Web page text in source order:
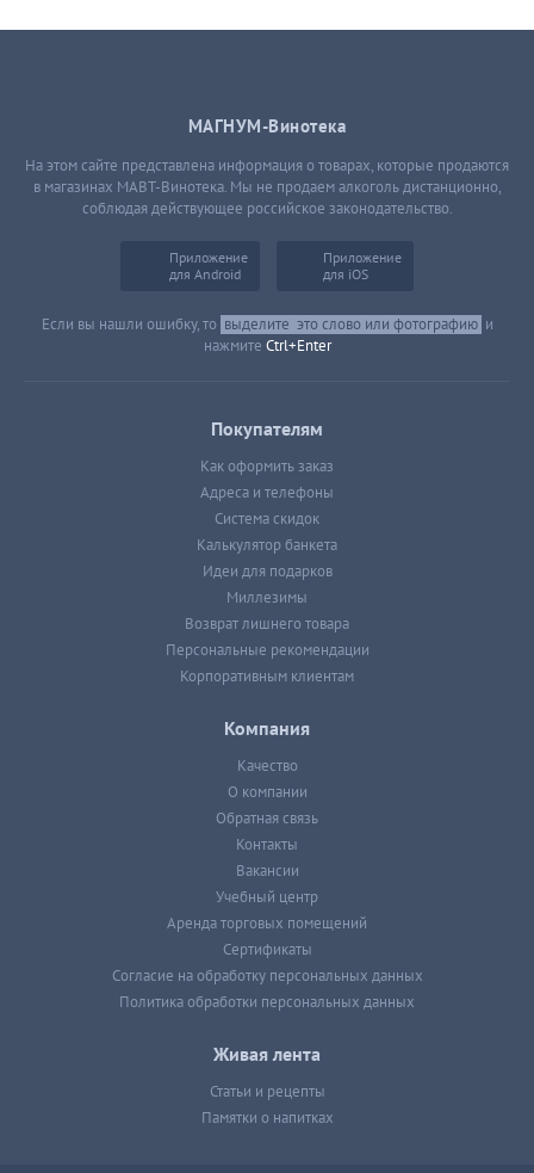
МАГНУМ-Винотека
На этом сайте представлена информация о товарах, которые продаются
в магазинах МАВТ-Винотека. Мы не продаем алкоголь дистанционно,
соблюдая действующее российское законодательство.
Приложение
для Android
Приложение
для iOS
Если вы нашли ошибку, то выделите это слово или фотографию и
нажмите Ctrl+Enter
Покупателям
Как оформить заказ
Адреса и телефоны
Система скидок
Калькулятор банкета
Идеи для подарков
Миллезимы
Возврат лишнего товара
Персональные рекомендации
Корпоративным клиентам
Компания
Качество
О компании
Обратная связь
Контакты
Вакансии
Учебный центр
Аренда торговых помещений
Сертификаты
Согласие на обработку персональных данных
Политика обработки персональных данных
Живая лента
Статьи и рецепты
Памятки о напитках